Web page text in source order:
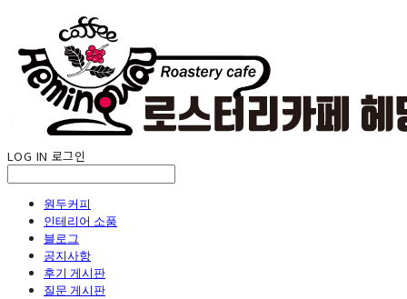
LOG IN 로그인
원두커피
인테리어 소품
블로그
공지사항
후기 게시판
질문 게시판